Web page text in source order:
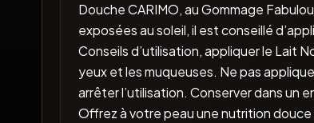
Douche CARIMO, au Gommage
exposées au soleil, il est conseillé
Conseils d’utilisation, appliquer le Lait
yeux et les muqueuses. Ne pas
arrêter l’utilisation. Conserver dans un
Offrez à votre peau une nutrition